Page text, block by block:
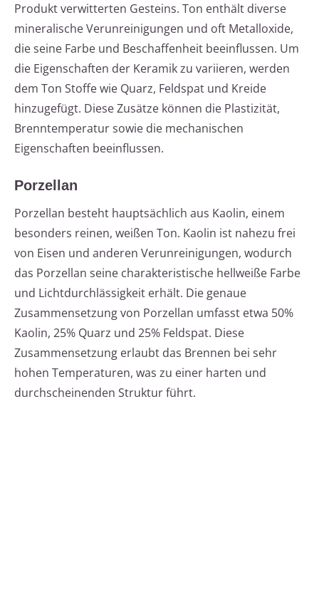
Produkt verwitterten Gesteins. Ton enthält diverse
mineralische Verunreinigungen und oft Metalloxide,
die seine Farbe und Beschaffenheit beeinflussen. Um
die Eigenschaften der Keramik zu variieren, werden
dem Ton Stoffe wie Quarz, Feldspat und Kreide
hinzugefügt. Diese Zusätze können die Plastizität,
Brenntemperatur sowie die mechanischen
Eigenschaften beeinflussen.
Porzellan
Porzellan besteht hauptsächlich aus Kaolin, einem
besonders reinen, weißen Ton. Kaolin ist nahezu frei
von Eisen und anderen Verunreinigungen, wodurch
das Porzellan seine charakteristische hellweiße Farbe
und Lichtdurchlässigkeit erhält. Die genaue
Zusammensetzung von Porzellan umfasst etwa 50%
Kaolin, 25% Quarz und 25% Feldspat. Diese
Zusammensetzung erlaubt das Brennen bei sehr
hohen Temperaturen, was zu einer harten und
durchscheinenden Struktur führt.